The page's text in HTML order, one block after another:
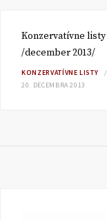
Konzervatívne listy
/december 2013/
KONZERVATÍVNE LISTY
20. DECEMBRA 2013